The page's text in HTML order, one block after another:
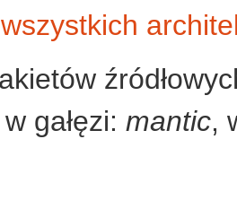
wszystkich
gałęzi: mantic,